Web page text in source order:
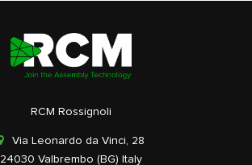
RCM Rossignoli
Via Leonardo da Vinci, 28
24030 Valbrembo (BG) Italy